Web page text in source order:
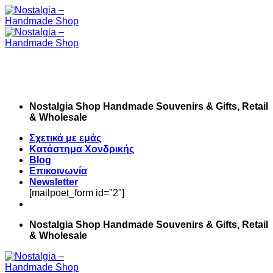
Skip
to
content
Nostalgia Shop Handmade Souvenirs & Gifts, Retail
& Wholesale
Σχετικά με εμάς
Κατάστημα Χονδρικής
Blog
Επικοινωνία
Newsletter
[mailpoet_form id="2"]
Nostalgia Shop Handmade Souvenirs & Gifts, Retail
& Wholesale